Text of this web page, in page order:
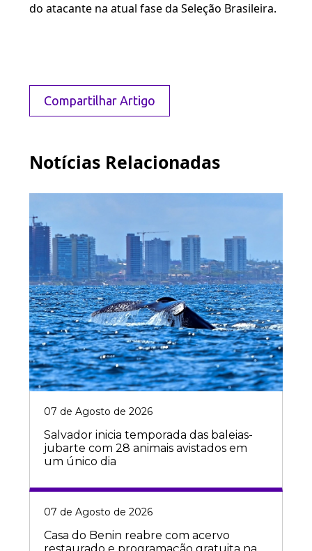
do atacante na atual fase da Seleção Brasileira.
Compartilhar Artigo
Notícias Relacionadas
07 de Agosto de 2026
Salvador inicia temporada das baleias-
jubarte com 28 animais avistados em
um único dia
07 de Agosto de 2026
Casa do Benin reabre com acervo